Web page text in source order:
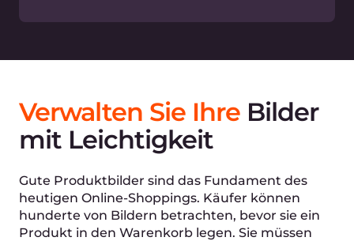
Mit den Funktionen zum Zuschneiden und
Verkleinern können Sie Bilder in der
richtigen Größe liefern, ohne diese
bearbeiten zu müssen.